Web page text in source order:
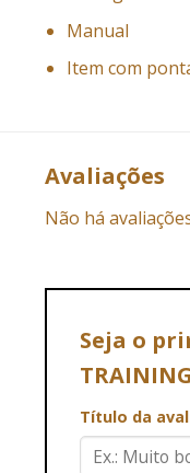
Manual
Item com
Avaliações
Não há
Seja o
Título da